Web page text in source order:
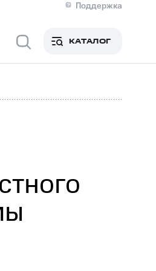
Поддержка
центр
КАТАЛОГ